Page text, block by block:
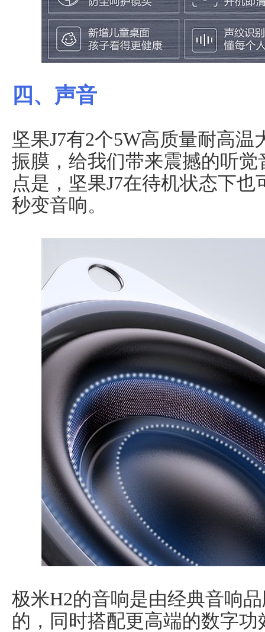
四、声音
坚果J7有2个5W高质量耐高
振膜，给我们带来震撼的听
点是，坚果J7在待机状态下
秒变音响。
极米H2的音响是由经典音响品
的，同时搭配更高端的数字